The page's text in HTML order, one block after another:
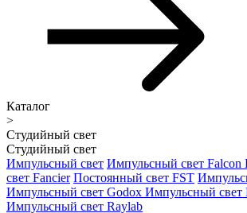
Каталог
>
Студийный свет
Студийный свет
Импульсный свет Импульсный свет Falcon
свет Fancier Постоянный свет FST
Импульсный свет Godox Импульсный свет
Импульсный свет Raylab